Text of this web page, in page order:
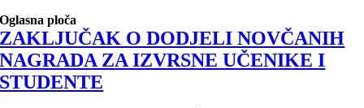
Oglasna ploča
ZAKLJUČAK O DODJELI NOVČANIH
NAGRADA ZA IZVRSNE UČENIKE I
STUDENTE